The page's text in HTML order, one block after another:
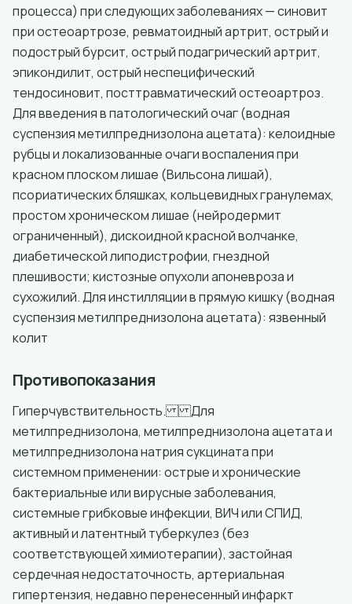
процесса) при следующих заболеваниях — синовит
при остеоартрозе, ревматоидный артрит, острый и
подострый бурсит, острый подагрический артрит,
эпикондилит, острый неспецифический
тендосиновит, посттравматический остеоартроз.
Для введения в патологический очаг (водная
суспензия метилпреднизолона ацетата): келоидные
рубцы и локализованные очаги воспаления при
красном плоском лишае (Вильсона лишай),
псориатических бляшках, кольцевидных гранулемах,
простом хроническом лишае (нейродермит
ограниченный), дискоидной красной волчанке,
диабетической липодистрофии, гнездной
плешивости; кистозные опухоли апоневроза и
сухожилий. Для инстилляции в прямую кишку (водная
суспензия метилпреднизолона ацетата): язвенный
колит
Противопоказания
Гиперчувствительность. Для
метилпреднизолона, метилпреднизолона ацетата и
метилпреднизолона натрия сукцината при
системном применении: острые и хронические
бактериальные или вирусные заболевания,
системные грибковые инфекции, ВИЧ или СПИД,
активный и латентный туберкулез (без
соответствующей химиотерапии), застойная
сердечная недостаточность, артериальная
гипертензия, недавно перенесенный инфаркт